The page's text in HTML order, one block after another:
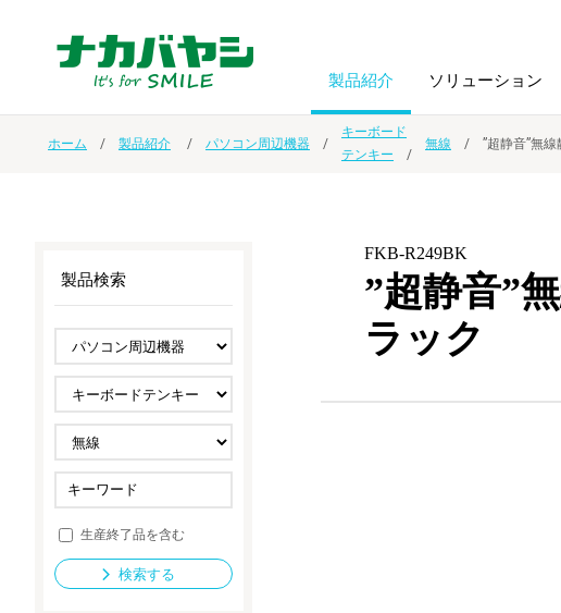
製品紹介
ノート・紙製品
スマートフォン・
タブレット関連
ゲーム関連
セキュリティ用品
法人向け製品
ソリューション
オーダー手帳・ノベルティ制作
ドキュメントスキャニングサービス
導入事例
IR情報
サステナビリティ
ホーム 製品紹介 パソコン周辺機器
キーボード
テンキー
無線 ”超静音”無
FKB-R249BK
”超静音”
ラック
製品検索
生産終了品を含む
検索する